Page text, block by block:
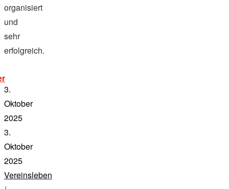
organisiert
und
sehr
erfolgreich.
„ruderwoche
reifnitz
2025“
3.
Oktober
2025
3.
Oktober
2025
Vereinsleben